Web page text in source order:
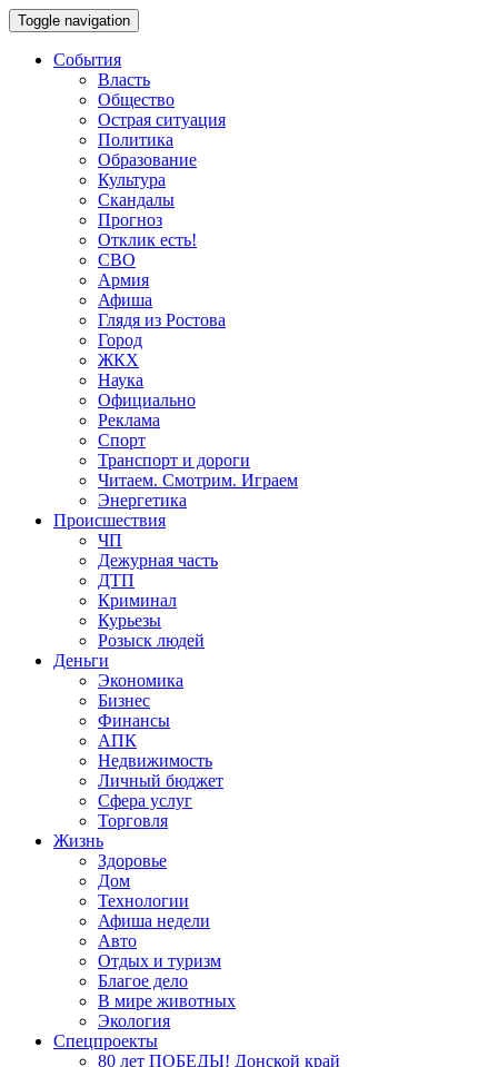
Toggle navigation
События
Власть
Общество
Острая ситуация
Политика
Образование
Культура
Скандалы
Прогноз
Отклик есть!
СВО
Армия
Афиша
Глядя из Ростова
Город
ЖКХ
Наука
Официально
Реклама
Спорт
Транспорт и дороги
Читаем. Смотрим. Играем
Энергетика
Происшествия
ЧП
Дежурная часть
ДТП
Криминал
Курьезы
Розыск людей
Деньги
Экономика
Бизнес
Финансы
АПК
Недвижимость
Личный бюджет
Сфера услуг
Торговля
Жизнь
Здоровье
Дом
Технологии
Афиша недели
Авто
Отдых и туризм
Благое дело
В мире животных
Экология
Спецпроекты
80 лет ПОБЕДЫ! Донской край